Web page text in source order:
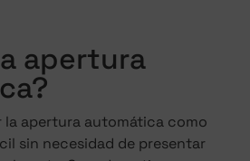
apertura
la apertura automática como
sin necesidad de presentar